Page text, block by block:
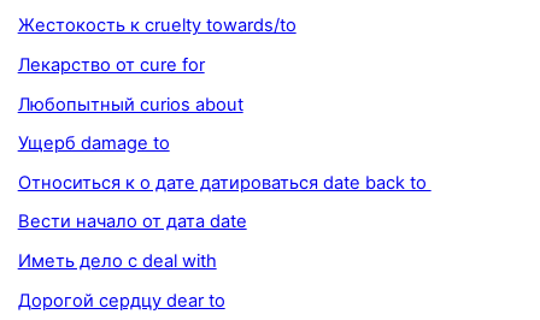
Жестокость к cruelty towards/to
Лекарство от cure for
Любопытный curios about
Ущерб damage to
Относиться к о дате датироваться date back to
Вести начало от дата date
Иметь дело с deal with
Дорогой сердцу dear to